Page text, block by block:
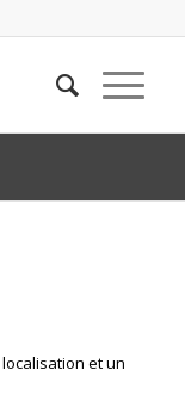
et un